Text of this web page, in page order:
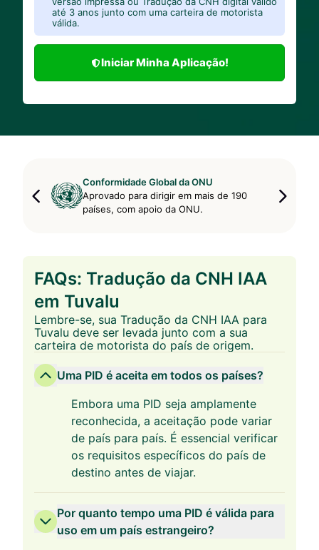
até 3 anos junto com uma carteira de motorista
válida.
Iniciar Minha Aplicação!
Conformidade Global da ONU
Aprovado para dirigir em mais de 190
países, com apoio da ONU.
FAQs: Tradução da CNH IAA
em Tuvalu
Lembre-se, sua Tradução da CNH IAA para
Tuvalu deve ser levada junto com a sua
carteira de motorista do país de origem.
Uma PID é aceita em todos os países?
Embora uma PID seja amplamente
reconhecida, a aceitação pode variar
de país para país. É essencial verificar
os requisitos específicos do país de
destino antes de viajar.
Por quanto tempo uma PID é válida para
uso em um país estrangeiro?